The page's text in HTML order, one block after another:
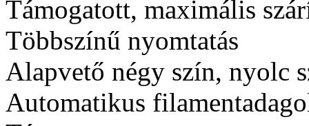
Támogatott, maximális
Többszínű nyomtatás
Alapvető négy szín, nyolc
Automatikus